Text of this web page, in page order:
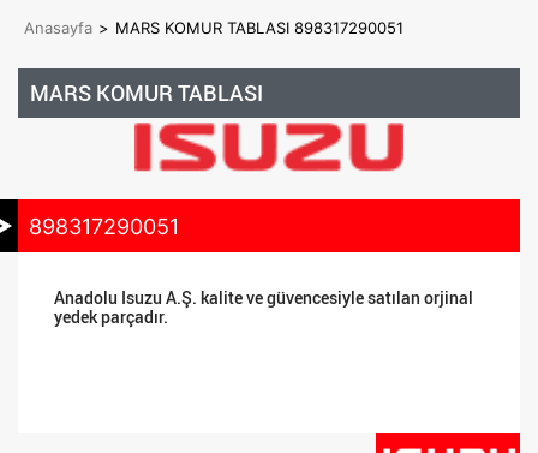
Anasayfa > MARS KOMUR TABLASI 898317290051
MARS KOMUR TABLASI
898317290051
Anadolu Isuzu A.Ş. kalite ve güvencesiyle satılan orjinal
yedek parçadır.